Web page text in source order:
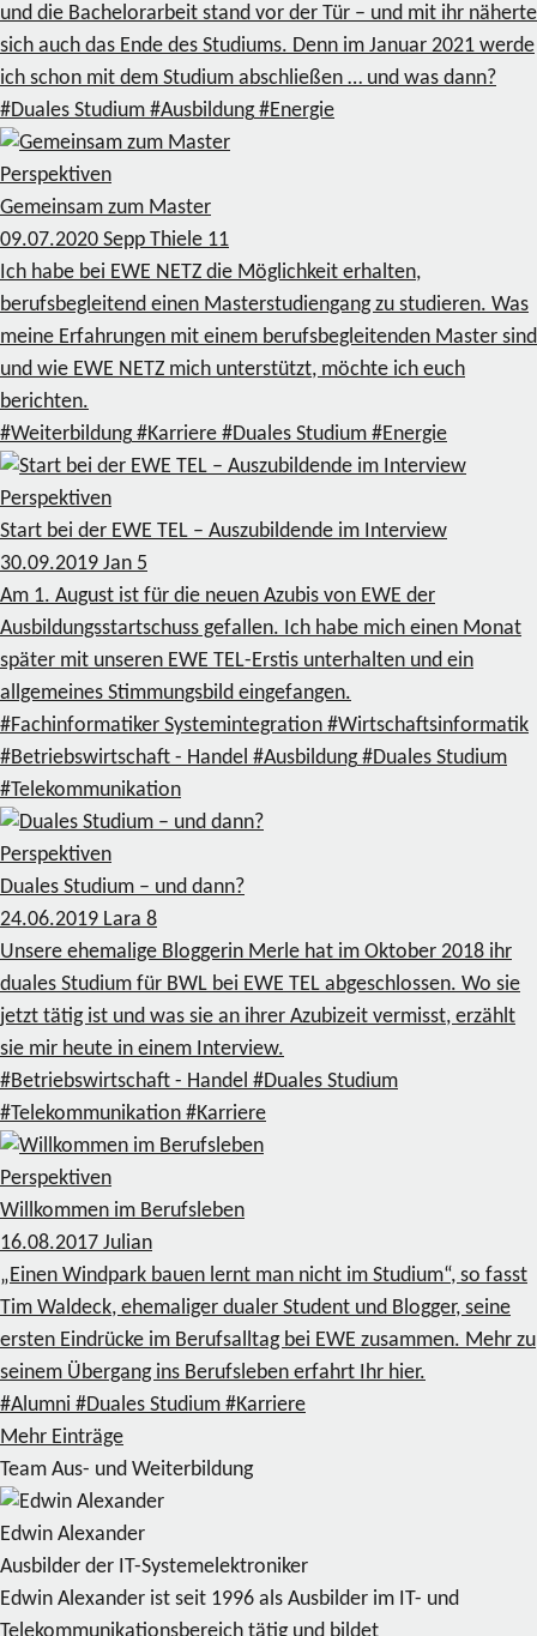
und die Bachelorarbeit stand vor der Tür – und mit ihr näherte
sich auch das Ende des Studiums. Denn im Januar 2021 werde
ich schon mit dem Studium abschließen … und was dann?
#Duales Studium #Ausbildung #Energie
Perspektiven
Gemeinsam zum Master
09.07.2020 Sepp Thiele 11
Ich habe bei EWE NETZ die Möglichkeit erhalten,
berufsbegleitend einen Masterstudiengang zu studieren. Was
meine Erfahrungen mit einem berufsbegleitenden Master sind
und wie EWE NETZ mich unterstützt, möchte ich euch
berichten.
#Weiterbildung #Karriere #Duales Studium #Energie
Perspektiven
Start bei der EWE TEL – Auszubildende im Interview
30.09.2019 Jan 5
Am 1. August ist für die neuen Azubis von EWE der
Ausbildungsstartschuss gefallen. Ich habe mich einen Monat
später mit unseren EWE TEL-Erstis unterhalten und ein
allgemeines Stimmungsbild eingefangen.
#Fachinformatiker Systemintegration #Wirtschaftsinformatik
#Betriebswirtschaft - Handel #Ausbildung #Duales Studium
#Telekommunikation
Perspektiven
Duales Studium – und dann?
24.06.2019 Lara 8
Unsere ehemalige Bloggerin Merle hat im Oktober 2018 ihr
duales Studium für BWL bei EWE TEL abgeschlossen. Wo sie
jetzt tätig ist und was sie an ihrer Azubizeit vermisst, erzählt
sie mir heute in einem Interview.
#Betriebswirtschaft - Handel #Duales Studium
#Telekommunikation #Karriere
Perspektiven
Willkommen im Berufsleben
16.08.2017 Julian
„Einen Windpark bauen lernt man nicht im Studium“, so fasst
Tim Waldeck, ehemaliger dualer Student und Blogger, seine
ersten Eindrücke im Berufsalltag bei EWE zusammen. Mehr zu
seinem Übergang ins Berufsleben erfahrt Ihr hier.
#Alumni #Duales Studium #Karriere
Mehr Einträge
Team Aus- und Weiterbildung
Edwin Alexander
Ausbilder der IT-Systemelektroniker
Edwin Alexander ist seit 1996 als Ausbilder im IT- und